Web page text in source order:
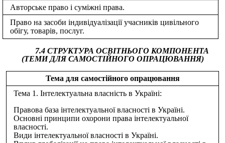
Авторське право і суміжні права.
Право на засоби індивідуалізації учасників цивільного
обігу, товарів, послуг.
7.4 СТРУКТУРА ОСВІТНЬОГО КОМПОНЕНТА
(ТЕМИ ДЛЯ САМОСТІЙНОГО ОПРАЦЮВАННЯ)
Тема для самостійного опрацювання
Тема 1. Інтелектуальна власність в Україні:
Правова база інтелектуальної власності в Україні.
Основні принципи охорони права інтелектуальної
власності.
Види інтелектуальної власності в Україні.